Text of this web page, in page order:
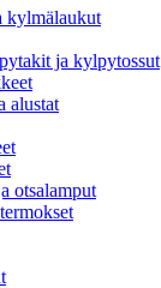
kylmälaukut
ja kylpytossut
alustat
otsalamput